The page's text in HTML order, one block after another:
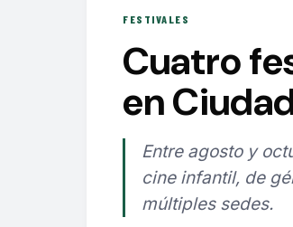
FESTIVALES
Cuatro
en
Entre agosto y
cine infantil, de
múltiples sedes.